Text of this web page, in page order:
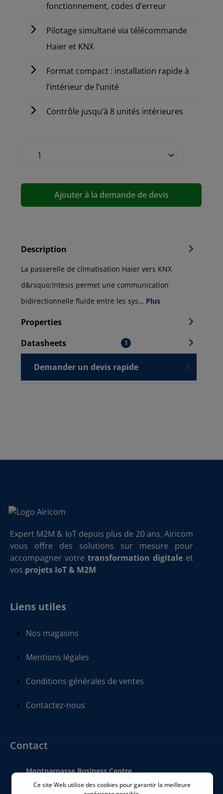
fonctionnement, codes d’erreur
Pilotage simultané via télécommande
Haier et KNX
Format compact : installation rapide à
l’intérieur de l’unité
Contrôle jusqu’à 8 unités intérieures
Ajouter à la demande de devis
Description
La passerelle de climatisation Haier vers KNX
d&rsquo;Intesis permet une communication
bidirectionnelle fluide entre les sys… Plus
Properties
Datasheets
1
Demander un devis rapide
Expert M2M & IoT depuis plus de 20 ans. Airicom
vous offre des solutions sur mesure pour
accompagner votre transformation digitale et
vos projets IoT & M2M
Liens utiles
Nos magasins
Mentions légales
Conditions générales de ventes
Contactez-nous
Contact
Montparnasse Business Centre
140 bis Rue de Rennes
Ce site Web utilise des cookies pour garantir la meilleure